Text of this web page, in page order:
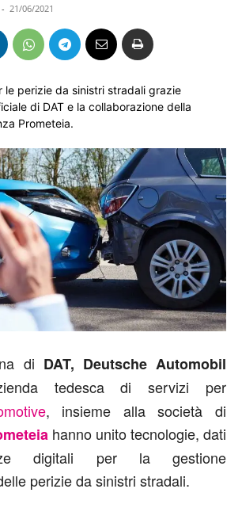
- 21/06/2021
le perizie da sinistri stradali grazie
di DAT e la collaborazione della
Prometeia.
di DAT, Deutsche Automobil
tedesca di servizi per
, insieme alla società di
hanno unito tecnologie, dati
digitali per la gestione
perizie da sinistri stradali.